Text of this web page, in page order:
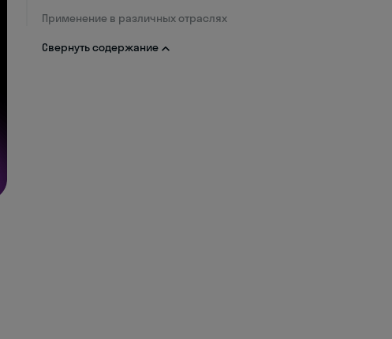
Применение в различных отраслях
Свернуть содержание